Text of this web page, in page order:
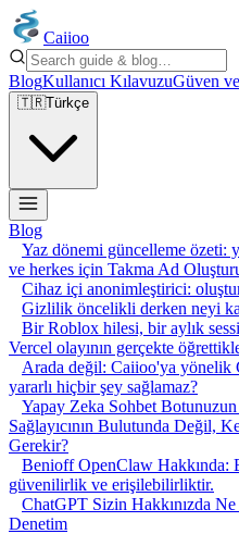
Caiioo
BlogKullanıcı KılavuzuGüven
🇹🇷Türkçe
Blog
Yaz dönemi güncelleme
ve herkes için Takma Ad
Cihaz içi anonimleştirici:
Gizlilik öncelikli derken neyi
Bir Roblox hilesi, bir aylık
Vercel olayının gerçekte
Arada değil: Caiioo'ya yönelik
yararlı hiçbir şey sağlamaz?
Yapay Zeka Sohbet Botunuzun
Sağlayıcının Bulutunda Değil,
Gerekir?
Benioff OpenClaw Hakkında:
güvenilirlik ve erişilebilirliktir.
ChatGPT Sizin Hakkınızda
Denetim